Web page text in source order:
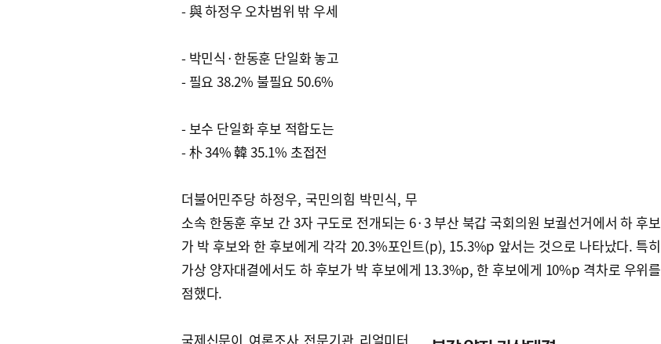
- 與 하정우 오차범위 밖 우세
- 박민식·한동훈 단일화 놓고
- 필요 38.2% 불필요 50.6%
- 보수 단일화 후보 적합도는
- 朴 34% 韓 35.1% 초접전
더불어민주당 하정우, 국민의힘 박민식, 무
소속 한동훈 후보 간 3자 구도로 전개되는 6·3 부산 북갑 국회의원 보궐선거에서 하 후보
가 박 후보와 한 후보에게 각각 20.3%포인트(p), 15.3%p 앞서는 것으로 나타났다. 특히
가상 양자대결에서도 하 후보가 박 후보에게 13.3%p, 한 후보에게 10%p 격차로 우위를
점했다.
국제신문이 여론조사 전문기관 리얼미터